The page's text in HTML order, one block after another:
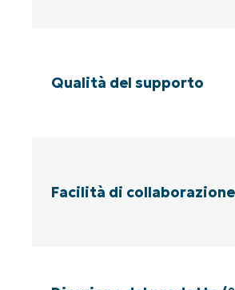
Qualità del supporto
Facilità di collaborazione